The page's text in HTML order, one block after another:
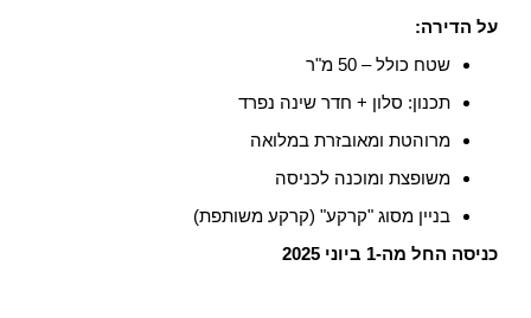
על הדירה:
שטח כולל – 50 מ"ר
תכנון: סלון + חדר שינה נפרד
מרוהטת ומאובזרת במלואה
משופצת ומוכנה לכניסה
בניין מסוג "קרקע" (קרקע משותפת)
כניסה החל מה-1 ביוני 2025